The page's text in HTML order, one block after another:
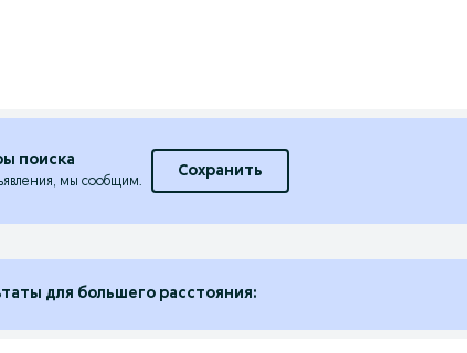
поиска
мы сообщим.
Сохранить
для большего расстояния: